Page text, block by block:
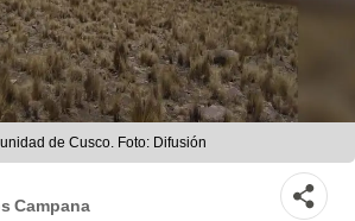
de Cusco. Foto: Difusión
Campana